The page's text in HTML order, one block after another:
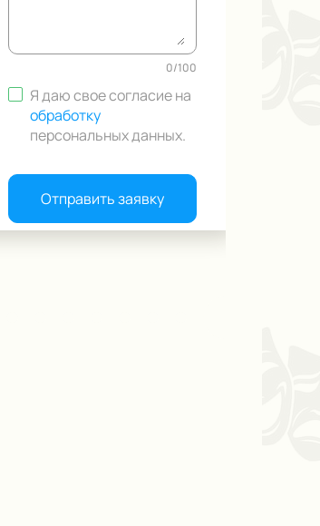
0/100
Я даю свое согласие на
обработку
персональных данных.
Отправить заявку